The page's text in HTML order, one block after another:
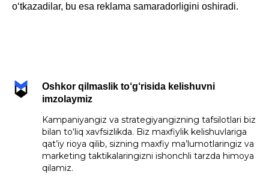
o‘tkazadilar, bu esa reklama samaradorligini oshiradi.
Oshkor qilmaslik to‘g‘risida kelishuvni
imzolaymiz
Kampaniyangiz va strategiyangizning tafsilotlari biz
bilan to‘liq xavfsizlikda. Biz maxfiylik kelishuvlariga
qat’iy rioya qilib, sizning maxfiy ma’lumotlaringiz va
marketing taktikalaringizni ishonchli tarzda himoya
qilamiz.